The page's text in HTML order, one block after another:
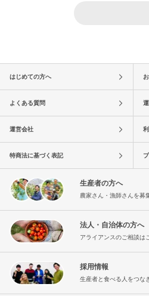
はじめての方へ
よくある質問
運営会社
特商法に基づく表記
生産者の方へ
農家さん・漁師さんを募
法人・自治体の方へ
アライアンスのご相談は
採用情報
生産者と食べる人をつな